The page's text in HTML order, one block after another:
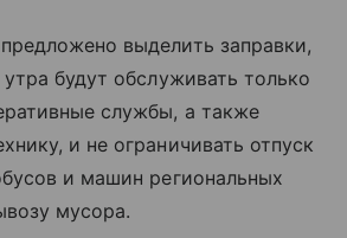
выделить заправки,
будут обслуживать только
службы, а также
и не ограничивать отпуск
и машин региональных
мусора.